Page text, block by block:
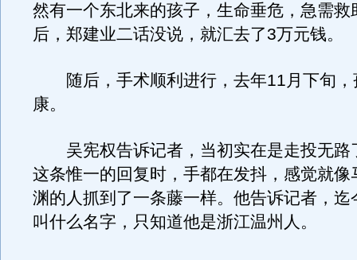
然有一个东北来的孩子，生命垂危，急需救
后，郑建业二话没说，就汇去了3万元钱。
随后，手术顺利进行，去年11月下旬，
康。
吴宪权告诉记者，当初实在是走投无路
这条惟一的回复时，手都在发抖，感觉就像
渊的人抓到了一条藤一样。他告诉记者，迄
叫什么名字，只知道他是浙江温州人。